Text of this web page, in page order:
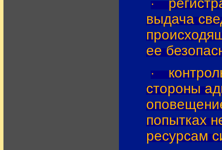
·
выдача
ее
·
стороны
попытках
ресурсам